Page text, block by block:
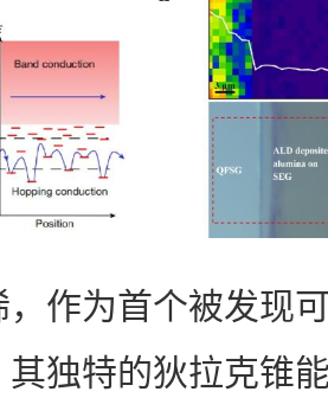
为首个被发现可
其独特的狄拉克锥